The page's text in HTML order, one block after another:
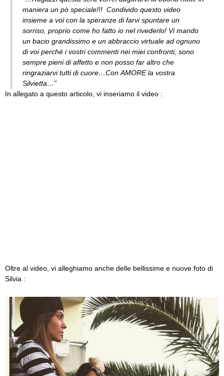
maniera un pò speciale!!! Condivido questo video
insieme a voi con la speranze di farvi spuntare un
sorriso, proprio come ho fatto io nel rivederlo! Vi mando
un bacio grandissimo e un abbraccio virtuale ad ognuno
di voi perché i vostri commenti nei miei confronti, sono
sempre pieni di affetto e non posso far altro che
ringraziarvi tutti di cuore…Con AMORE la vostra
Silvietta…”
In allegato a questo articolo, vi inseriamo il video :
Oltre al video, vi alleghiamo anche delle bellissime e nuove foto di
Silvia :